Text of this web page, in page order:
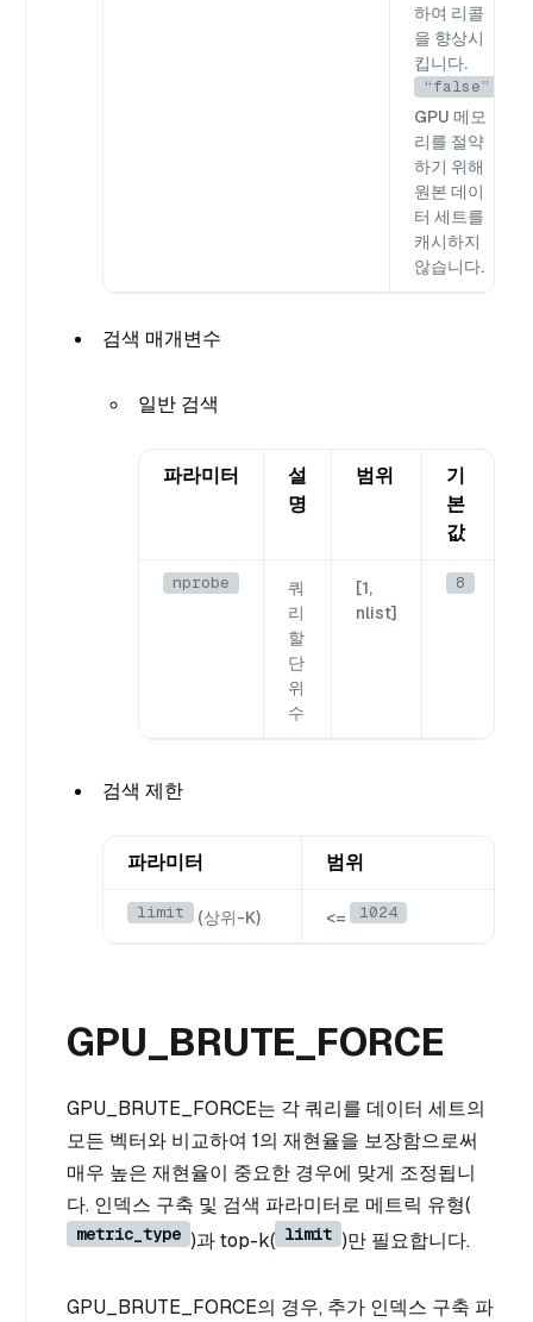
하여 리콜
을 향상시
킵니다.
“false”
GPU 메모
리를 절약
하기 위해
원본 데이
터 세트를
캐시하지
않습니다.
검색 매개변수
일반 검색
파라미터
설
명
범위
기
본
값
nprobe
쿼
리
할
단
위
수
[1,
nlist]
8
검색 제한
파라미터 범위
limit (상위-K) <= 1024
GPU_BRUTE_FORCE
GPU_BRUTE_FORCE는 각 쿼리를 데이터 세트의
모든 벡터와 비교하여 1의 재현율을 보장함으로써
매우 높은 재현율이 중요한 경우에 맞게 조정됩니
다. 인덱스 구축 및 검색 파라미터로 메트릭 유형(
metric_type )과 top-k( limit )만 필요합니다.
GPU_BRUTE_FORCE의 경우, 추가 인덱스 구축 파